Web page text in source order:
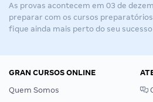
As provas acontecem em 03 de
preparar com os cursos preparatórios
fique ainda mais perto do seu
GRAN CURSOS ONLINE
Quem Somos